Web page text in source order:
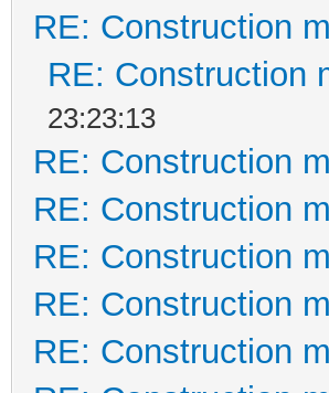
RE: Construction
RE: Construction
23:23:13
RE: Construction
RE: Construction
RE: Construction
RE: Construction
RE: Construction